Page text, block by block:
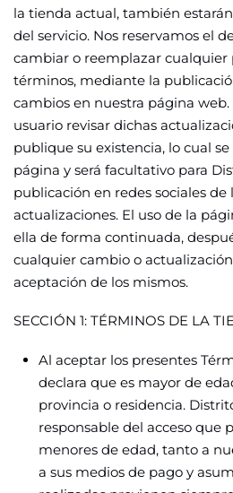
la tienda actual, también
del servicio. Nos reservamos el
cambiar o reemplazar cualquier
términos, mediante la
cambios en nuestra página
usuario revisar dichas
publique su existencia, lo cual
página y será facultativo para
publicación en redes sociales de
actualizaciones. El uso de la
ella de forma continuada,
cualquier cambio o
aceptación de los mismos.
SECCIÓN 1: TÉRMINOS DE LA
Al aceptar los presentes
declara que es mayor de
provincia o residencia.
responsable del acceso que
menores de edad, tanto a
a sus medios de pago y